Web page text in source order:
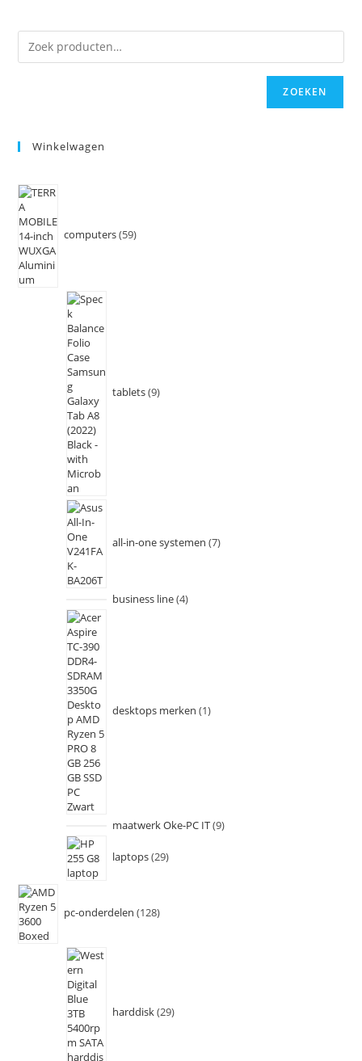
ZOEKEN
Winkelwagen
computers 59
tablets 9
all-in-one systemen 7
business line 4
desktops merken 1
maatwerk Oke-PC IT 9
laptops 29
pc-onderdelen 128
harddisk 29